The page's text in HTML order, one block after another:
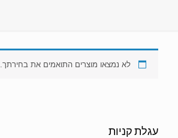
לא נמצאו מוצרים התואמים את בחירתך.
עגלת קניות